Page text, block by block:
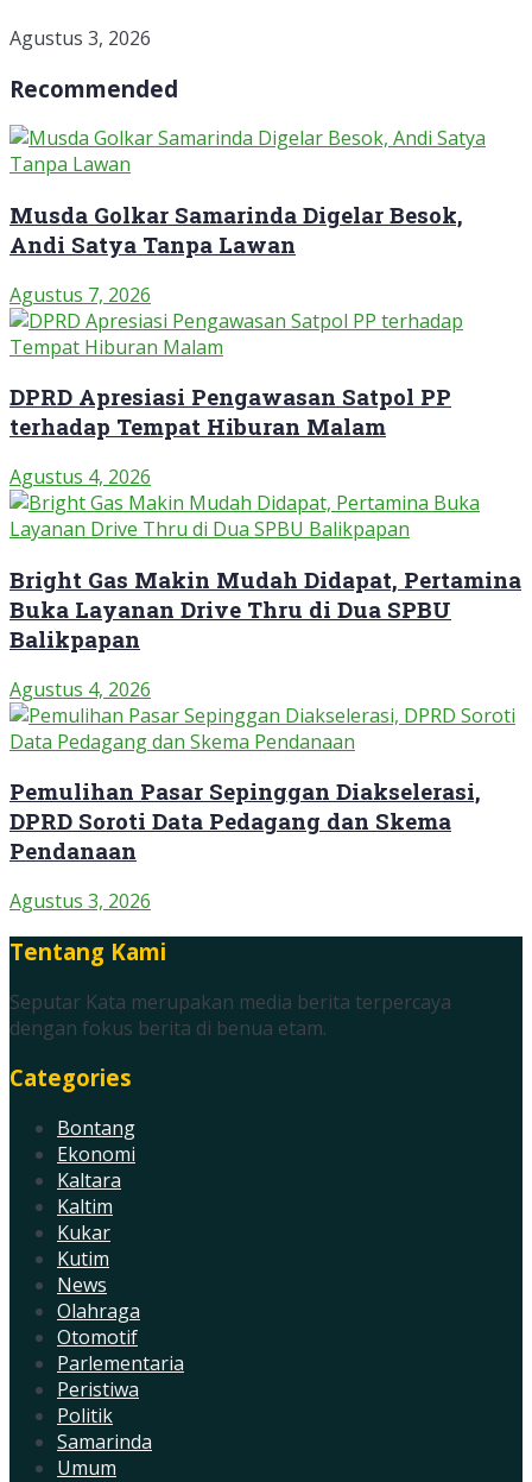
Agustus 3, 2026
Recommended
Musda Golkar Samarinda Digelar Besok,
Andi Satya Tanpa Lawan
Agustus 7, 2026
DPRD Apresiasi Pengawasan Satpol PP
terhadap Tempat Hiburan Malam
Agustus 4, 2026
Bright Gas Makin Mudah Didapat, Pertamina
Buka Layanan Drive Thru di Dua SPBU
Balikpapan
Agustus 4, 2026
Pemulihan Pasar Sepinggan Diakselerasi,
DPRD Soroti Data Pedagang dan Skema
Pendanaan
Agustus 3, 2026
Tentang Kami
Seputar Kata merupakan media berita terpercaya
dengan fokus berita di benua etam.
Categories
Bontang
Ekonomi
Kaltara
Kaltim
Kukar
Kutim
News
Olahraga
Otomotif
Parlementaria
Peristiwa
Politik
Samarinda
Umum